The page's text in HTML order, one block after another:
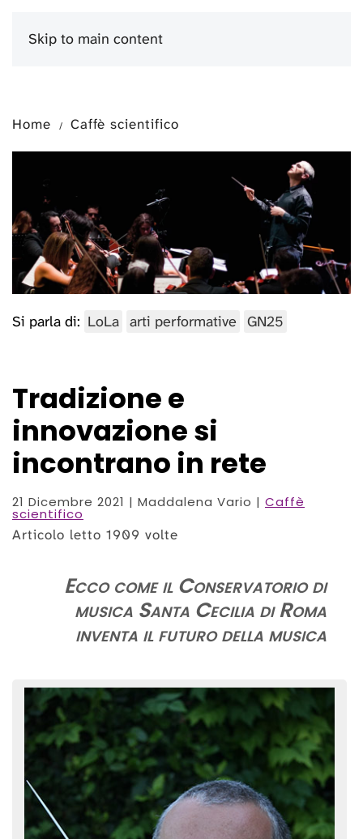
Skip to main content
Home Caffè scientifico
Si parla di: LoLa arti performative GN25
Tradizione e
innovazione si
incontrano in rete
21 Dicembre 2021 | Maddalena Vario | Caffè
scientifico
Articolo letto 1909 volte
Ecco come il Conservatorio di
musica Santa Cecilia di Roma
inventa il futuro della musica